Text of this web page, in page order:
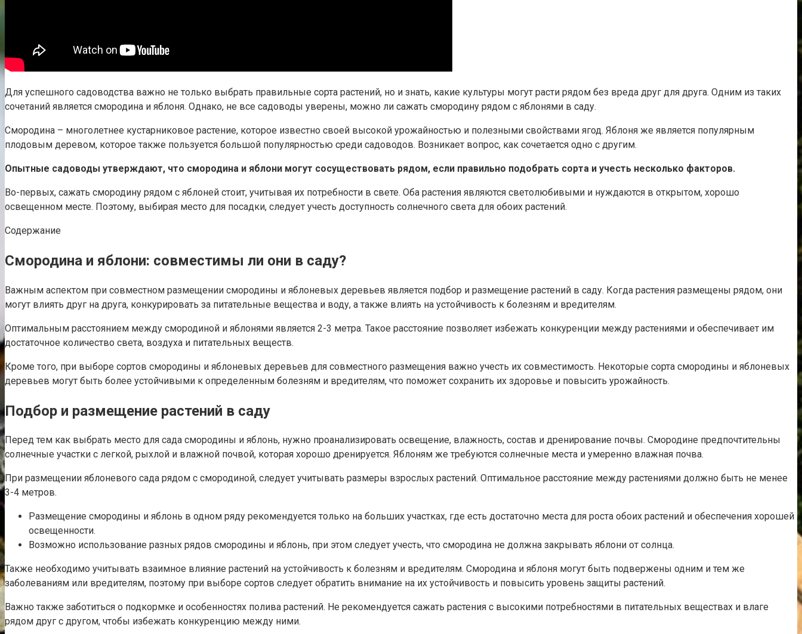
Для успешного садоводства важно не только выбрать правильные сорта растений, но и знать, какие культуры могут расти рядом без вреда друг для друга. Одним из таких
сочетаний является смородина и яблоня. Однако, не все садоводы уверены, можно ли сажать смородину рядом с яблонями в саду.
Смородина – многолетнее кустарниковое растение, которое известно своей высокой урожайностью и полезными свойствами ягод. Яблоня же является популярным
плодовым деревом, которое также пользуется большой популярностью среди садоводов. Возникает вопрос, как сочетается одно с другим.
Опытные садоводы утверждают, что смородина и яблони могут сосуществовать рядом, если правильно подобрать сорта и учесть несколько факторов.
Во-первых, сажать смородину рядом с яблоней стоит, учитывая их потребности в свете. Оба растения являются светолюбивыми и нуждаются в открытом, хорошо
освещенном месте. Поэтому, выбирая место для посадки, следует учесть доступность солнечного света для обоих растений.
Содержание
Смородина и яблони: совместимы ли они в саду?
Важным аспектом при совместном размещении смородины и яблоневых деревьев является подбор и размещение растений в саду. Когда растения размещены рядом, они
могут влиять друг на друга, конкурировать за питательные вещества и воду, а также влиять на устойчивость к болезням и вредителям.
Оптимальным расстоянием между смородиной и яблонями является 2-3 метра. Такое расстояние позволяет избежать конкуренции между растениями и обеспечивает им
достаточное количество света, воздуха и питательных веществ.
Кроме того, при выборе сортов смородины и яблоневых деревьев для совместного размещения важно учесть их совместимость. Некоторые сорта смородины и яблоневых
деревьев могут быть более устойчивыми к определенным болезням и вредителям, что поможет сохранить их здоровье и повысить урожайность.
Подбор и размещение растений в саду
Перед тем как выбрать место для сада смородины и яблонь, нужно проанализировать освещение, влажность, состав и дренирование почвы. Смородине предпочтительны
солнечные участки с легкой, рыхлой и влажной почвой, которая хорошо дренируется. Яблоням же требуются солнечные места и умеренно влажная почва.
При размещении яблоневого сада рядом с смородиной, следует учитывать размеры взрослых растений. Оптимальное расстояние между растениями должно быть не менее
3-4 метров.
Размещение смородины и яблонь в одном ряду рекомендуется только на больших участках, где есть достаточно места для роста обоих растений и обеспечения хорошей
освещенности.
Возможно использование разных рядов смородины и яблонь, при этом следует учесть, что смородина не должна закрывать яблони от солнца.
Также необходимо учитывать взаимное влияние растений на устойчивость к болезням и вредителям. Смородина и яблоня могут быть подвержены одним и тем же
заболеваниям или вредителям, поэтому при выборе сортов следует обратить внимание на их устойчивость и повысить уровень защиты растений.
Важно также заботиться о подкормке и особенностях полива растений. Не рекомендуется сажать растения с высокими потребностями в питательных веществах и влаге
рядом друг с другом, чтобы избежать конкуренцию между ними.